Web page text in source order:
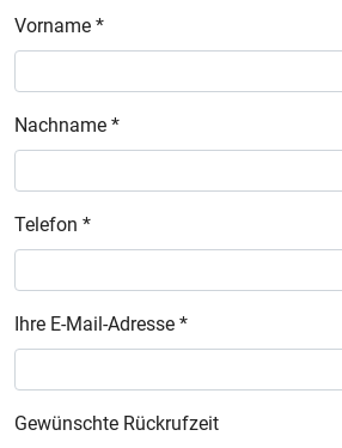
Vorname *
Nachname *
Telefon *
Ihre E-Mail-Adresse *
Gewünschte Rückrufzeit